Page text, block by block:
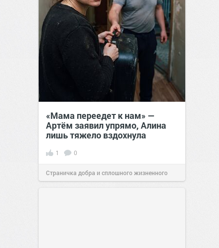
«Мама переедет к нам» —
Артём заявил упрямо, Алина
лишь тяжело вздохнула
1 0
Страничка добра и сплошного жизненного